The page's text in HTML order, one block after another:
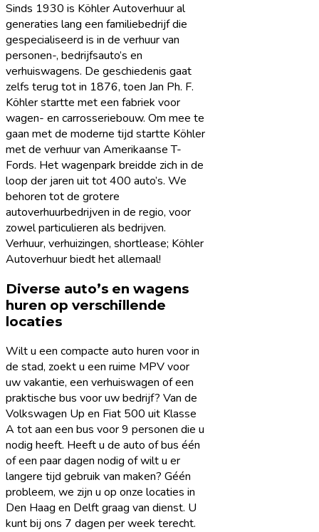
Sinds 1930 is Köhler Autoverhuur al
generaties lang een familiebedrijf die
gespecialiseerd is in de verhuur van
personen-, bedrijfsauto’s en
verhuiswagens. De geschiedenis gaat
zelfs terug tot in 1876, toen Jan Ph. F.
Köhler startte met een fabriek voor
wagen- en carrosseriebouw. Om mee te
gaan met de moderne tijd startte Köhler
met de verhuur van Amerikaanse T-
Fords. Het wagenpark breidde zich in de
loop der jaren uit tot 400 auto’s. We
behoren tot de grotere
autoverhuurbedrijven in de regio, voor
zowel particulieren als bedrijven.
Verhuur, verhuizingen, shortlease; Köhler
Autoverhuur biedt het allemaal!
Diverse auto’s en wagens
huren op verschillende
locaties
Wilt u een compacte auto huren voor in
de stad, zoekt u een ruime MPV voor
uw vakantie, een verhuiswagen of een
praktische bus voor uw bedrijf? Van de
Volkswagen Up en Fiat 500 uit Klasse
A tot aan een bus voor 9 personen die u
nodig heeft. Heeft u de auto of bus één
of een paar dagen nodig of wilt u er
langere tijd gebruik van maken? Géén
probleem, we zijn u op onze locaties in
Den Haag en Delft graag van dienst. U
kunt bij ons 7 dagen per week terecht.